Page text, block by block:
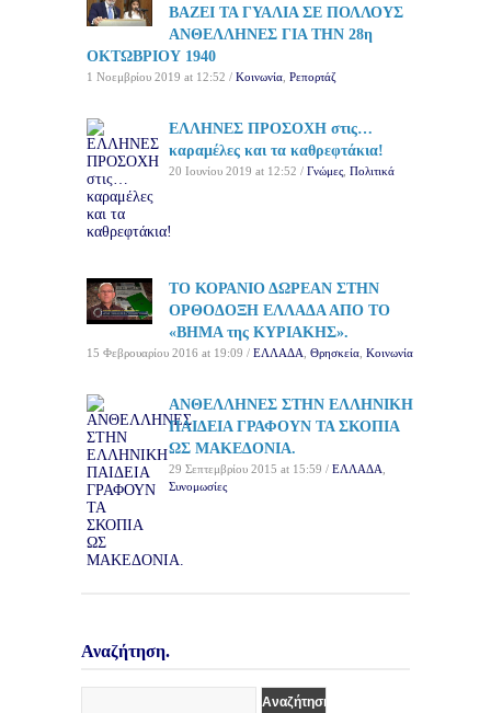
ΒΑΖΕΙ ΤΑ ΓΥΑΛΙΑ ΣΕ ΠΟΛΛΟΥΣ
ΑΝΘΕΛΛΗΝΕΣ ΓΙΑ ΤΗΝ 28η
ΟΚΤΩΒΡΙΟΥ 1940
1 Νοεμβρίου 2019 at 12:52 / Κοινωνία Ρεπορτάζ
ΕΛΛΗΝΕΣ ΠΡΟΣΟΧΗ στις…
καραμέλες και τα καθρεφτάκια!
20 Ιουνίου 2019 at 12:52 / Γνώμες Πολιτικά
ΤΟ ΚΟΡΑΝΙΟ ΔΩΡΕΑΝ ΣΤΗΝ
ΟΡΘΟΔΟΞΗ ΕΛΛΑΔΑ ΑΠΟ ΤΟ
«ΒΗΜΑ της ΚΥΡΙΑΚΗΣ».
15 Φεβρουαρίου 2016 at 19:09 / ΕΛΛΑΔΑ Θρησκεία Κοινωνία
ΑΝΘΕΛΛΗΝΕΣ ΣΤΗΝ ΕΛΛΗΝΙΚΗ
ΠΑΙΔΕΙΑ ΓΡΑΦΟΥΝ ΤΑ ΣΚΟΠΙΑ
ΩΣ ΜΑΚΕΔΟΝΙΑ.
29 Σεπτεμβρίου 2015 at 15:59 / ΕΛΛΑΔΑ
Συνομωσίες
Αναζήτηση.